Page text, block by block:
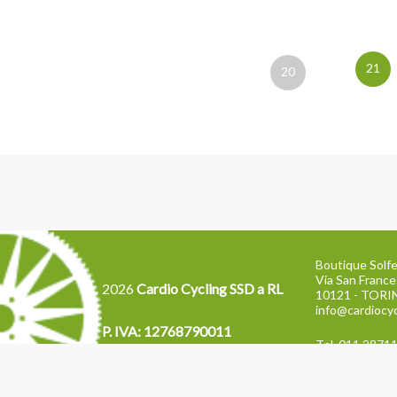
20 21
2026Cardio Cycling SSD a RL
P. IVA: 12768790011
Boutique
Via San
10121 -
Tel. 011